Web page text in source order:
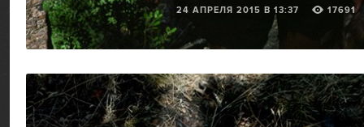
24 АПРЕЛЯ 2015 В 13:37 17691